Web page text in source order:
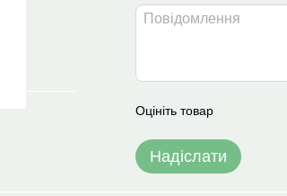
Оцініть товар
Надіслати